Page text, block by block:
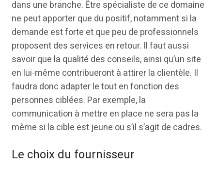
dans une branche. Être spécialiste de ce domaine
ne peut apporter que du positif, notamment si la
demande est forte et que peu de professionnels
proposent des services en retour. Il faut aussi
savoir que la qualité des conseils, ainsi qu’un site
en lui-même contribueront à attirer la clientèle. Il
faudra donc adapter le tout en fonction des
personnes ciblées. Par exemple, la
communication à mettre en place ne sera pas la
même si la cible est jeune ou s’il s’agit de cadres.
Le choix du fournisseur